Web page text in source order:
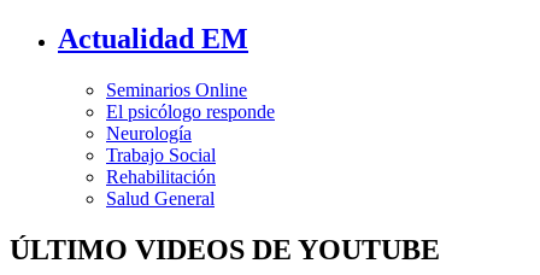
Actualidad EM
Seminarios Online
El psicólogo responde
Neurología
Trabajo Social
Rehabilitación
Salud General
ÚLTIMO VIDEOS DE YOUTUBE